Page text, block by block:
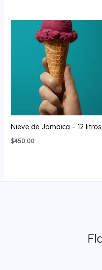
Nieve de Jamaica – 12 litros
$450.00